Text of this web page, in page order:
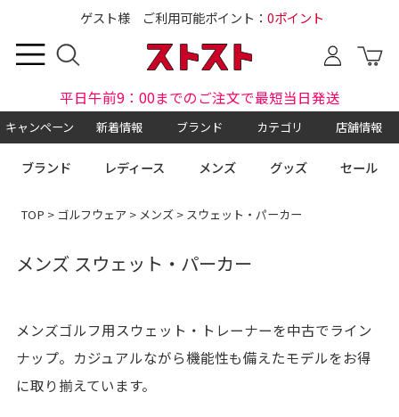
ゲスト様 ご利用可能ポイント： 0ポイント
平日午前9：00までのご注文で最短当日発送
キャンペーン 新着情報 ブランド カテゴリ 店舗情報
ブランド レディース メンズ グッズ セール
TOP > ゴルフウェア > メンズ> スウェット・パーカー
メンズ スウェット・パーカー
メンズゴルフ用スウェット・トレーナーを中古でライン
ナップ。カジュアルながら機能性も備えたモデルをお得
に取り揃えています。